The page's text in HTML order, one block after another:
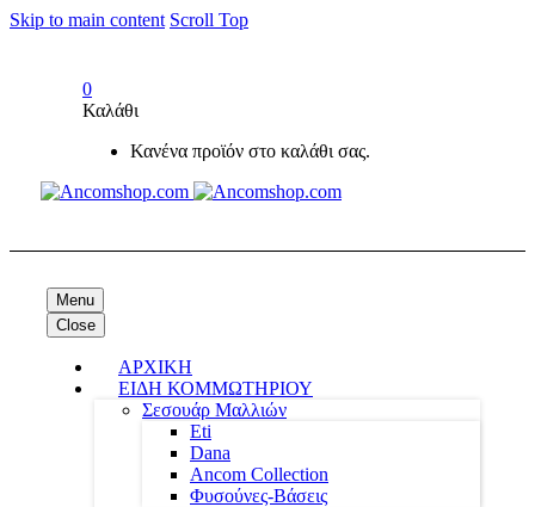
Skip to main content Scroll Top
0
Καλάθι
Κανένα προϊόν στο καλάθι σας.
Menu
Close
ΑΡΧΙΚΗ
ΕΙΔΗ ΚΟΜΜΩΤΗΡΙΟΥ
Σεσουάρ Μαλλιών
Eti
Dana
Ancom Collection
Φυσούνες-Βάσεις